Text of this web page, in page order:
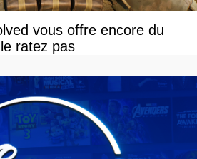
vous offre encore du
ratez pas